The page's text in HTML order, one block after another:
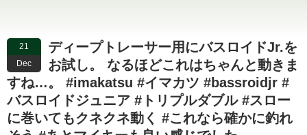
21
Dec
ディープトレーサー用にバスロイドJr.を
お試し。 なるほどこれはちゃんと動きま
すね…。 #imakatsu #イマカツ #bassroidjr #
バスロイドジュニア #トリプルダブル #スロー
に巻いてもクネクネ動く #これなら確かに釣れ